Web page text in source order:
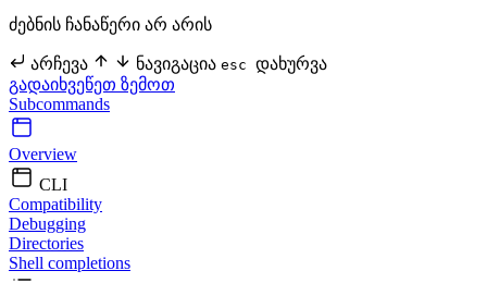
ძებნის ჩანაწერი არ არის
არჩევა ნავიგაცია esc დახურვა
გადაიხვეწეთ ზემოთ
Subcommands
Overview
CLI
Compatibility
Debugging
Directories
Shell completions